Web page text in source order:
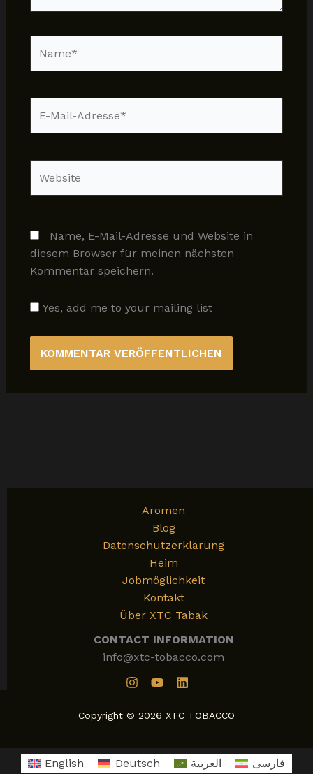
Mail-
Name, E-Mail-Adresse und Website in
diesem Browser für meinen nächsten
Kommentar speichern.
Yes, add me to your mailing list
Aromen
Blog
Datenschutzerklärung
Heim
Jobmöglichkeit
Kontakt
Über XTC Tabak
CONTACT INFORMATION
info@xtc-tobacco.com
Copyright © 2026 XTC TOBACCO
English Deutsch العربية فارسی